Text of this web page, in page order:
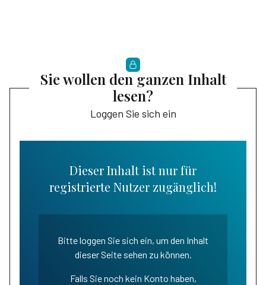
Sie wollen den ganzen Inhalt
lesen?
Loggen Sie sich ein
Dieser Inhalt ist nur für
registrierte Nutzer zugänglich!
Bitte loggen Sie sich ein, um den Inhalt
dieser Seite sehen zu können.
Falls Sie noch kein Konto haben,